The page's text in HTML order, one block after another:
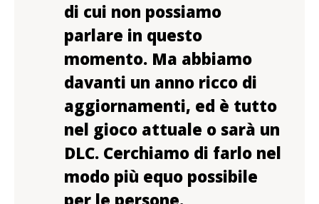
di cui non possiamo
parlare in questo
momento. Ma abbiamo
davanti un anno ricco di
aggiornamenti, ed è tutto
nel gioco attuale o sarà un
DLC. Cerchiamo di farlo nel
modo più equo possibile
per le persone.